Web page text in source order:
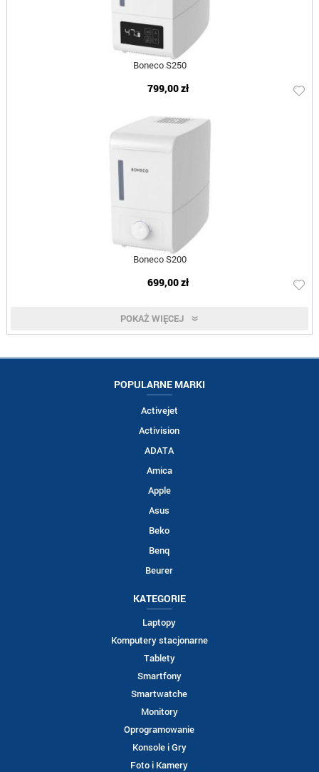
Boneco S250
799,00 zł
Boneco S200
699,00 zł
POKAŻ WIĘCEJ
POPULARNE MARKI
Activejet
Activision
ADATA
Amica
Apple
Asus
Beko
Benq
Beurer
KATEGORIE
Laptopy
Komputery stacjonarne
Tablety
Smartfony
Smartwatche
Monitory
Oprogramowanie
Konsole i Gry
Foto i Kamery